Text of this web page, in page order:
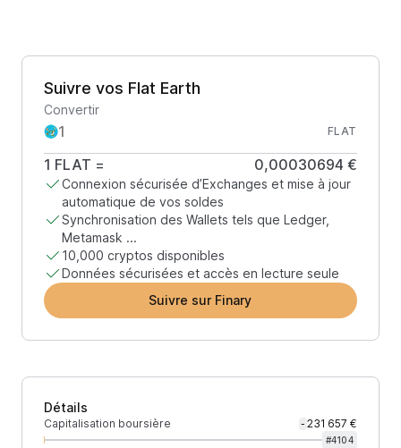
Suivre vos Flat Earth
Convertir
FLAT
1 FLAT = 0,00030694 €
Connexion sécurisée d’Exchanges et mise à jour
automatique de vos soldes
Synchronisation des Wallets tels que Ledger,
Metamask ...
10,000 cryptos disponibles
Données sécurisées et accès en lecture seule
Suivre sur Finary
Détails
Capitalisation boursière - 231 657 €
#4104